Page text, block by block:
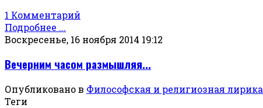
1 Комментарий
Подробнее ...
Воскресенье, 16 ноября 2014 19:12
Вечерним часом размышляя...
Опубликовано в Философская и религиозная лирика
Теги